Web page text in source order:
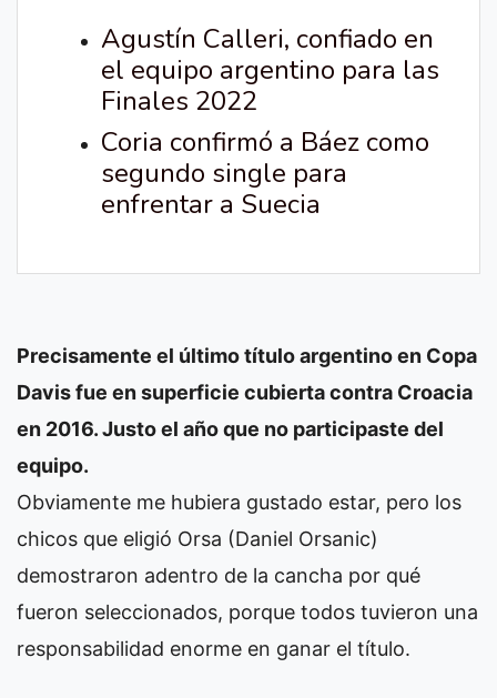
Agustín Calleri, confiado en
el equipo argentino para las
Finales 2022
Coria confirmó a Báez como
segundo single para
enfrentar a Suecia
Precisamente el último título argentino en Copa
Davis fue en superficie cubierta contra Croacia
en 2016. Justo el año que no participaste del
equipo.
Obviamente me hubiera gustado estar, pero los
chicos que eligió Orsa (Daniel Orsanic)
demostraron adentro de la cancha por qué
fueron seleccionados, porque todos tuvieron una
responsabilidad enorme en ganar el título.